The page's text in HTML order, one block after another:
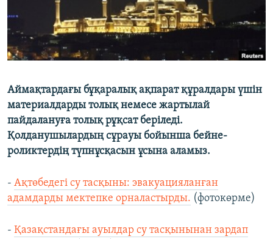
Аймақтардағы бұқаралық ақпарат құралдары үшін
материалдарды толық немесе жартылай
пайдалануға толық рұқсат беріледі.
Қолданушылардың сұрауы бойынша бейне-
роликтердің түпнұсқасын ұсына аламыз.
- Ақтөбедегі су тасқыны: эвакуацияланған
адамдарды мектепке орналастырды. (фотокөрме)
- Қазақстандағы ауылдар су тасқынынан зардап